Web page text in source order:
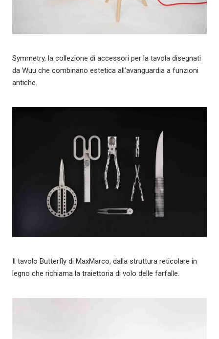
Symmetry, la collezione di accessori per la tavola disegnati
da Wuu che combinano estetica all’avanguardia a funzioni
antiche.
Il tavolo Butterfly di MaxMarco, dalla struttura reticolare in
legno che richiama la traiettoria di volo delle farfalle.